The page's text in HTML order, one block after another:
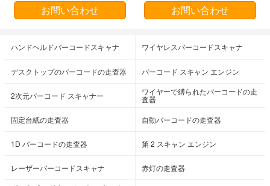
お問い合わせ
お問い合わせ
ハンドヘルドバーコードスキャナ ワイヤレスバーコードスキャナ
デスクトップのバーコードの走査器 バーコード スキャン エンジン
2次元バーコード スキャナー ワイヤーで縛られたバーコードの走
査器
固定台紙の走査器
自動バーコードの走査器
1D バーコードの走査器 第 2 スキャン エンジン
レーザーバーコードスキャナ
赤灯の走査器